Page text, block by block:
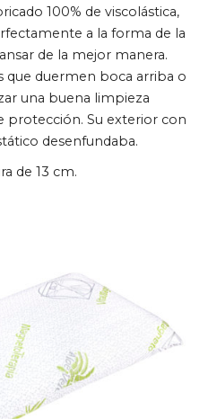
100% de viscolástica,
a la forma de la
de la mejor manera.
que duermen boca arriba o
una buena limpieza
protección. Su exterior con
desenfundaba.
de 13 cm.